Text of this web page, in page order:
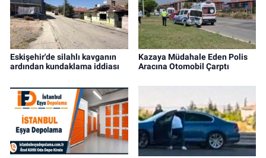
Eskişehir'de silahlı kavganın
ardından kundaklama iddiası
Kazaya Müdahale Eden Polis
Aracına Otomobil Çarptı